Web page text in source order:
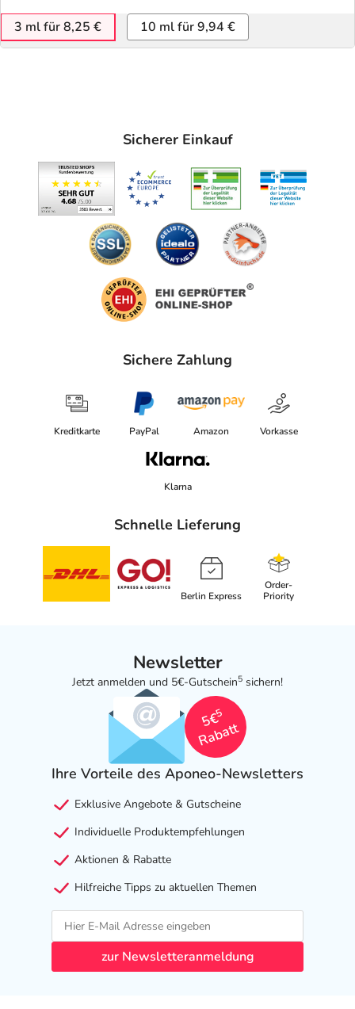
3 ml für 8,25 € 10 ml für 9,94 €
Sicherer Einkauf
Sichere Zahlung
Kreditkarte PayPal Amazon Vorkasse
Klarna
Schnelle Lieferung
Berlin Express
Order-
Priority
Newsletter
Jetzt anmelden und 5€-Gutschein5 sichern!
5€
5
Rabatt
Ihre Vorteile des Aponeo-Newsletters
Exklusive Angebote & Gutscheine
Individuelle Produktempfehlungen
Aktionen & Rabatte
Hilfreiche Tipps zu aktuellen Themen
zur Newsletteranmeldung